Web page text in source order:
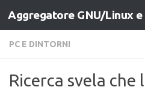
Salta al contenuto
Aggregatore GNU/Linux
PC E DINTORNI
Ricerca svela che